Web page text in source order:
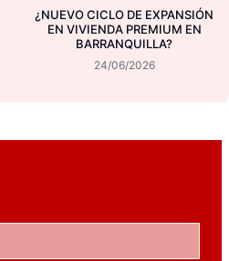
¿NUEVO CICLO DE EXPANSIÓN
EN VIVIENDA PREMIUM EN
BARRANQUILLA?
24/06/2026